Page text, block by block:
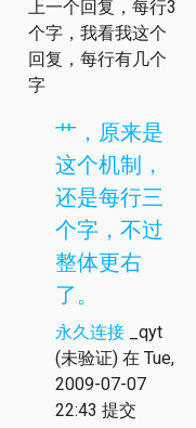
上一个回复，每行3
个字，我看我这个
回复，每行有几个
字
艹，原来是
这个机制，
还是每行三
个字，不过
整体更右
了。
永久连接 _qyt
(未验证) 在 Tue,
2009-07-07
22:43 提交